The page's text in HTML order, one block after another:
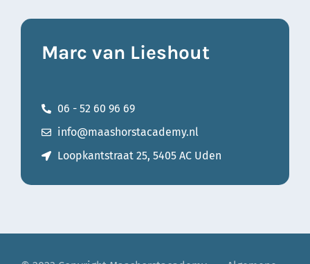
Marc van Lieshout
06 - 52 60 96 69
info@maashorstacademy.nl
Loopkantstraat 25, 5405 AC Uden